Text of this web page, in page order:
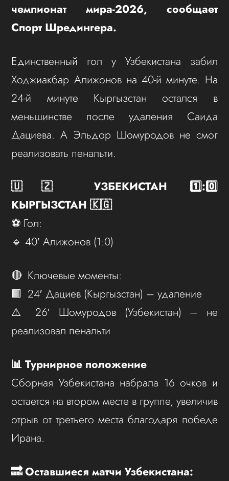
чемпионат мира-2026, сообщает
Спорт Шредингера.
Единственный гол у Узбекистана забил
Ходжиакбар Алижонов на 40-й минуте. На
24-й минуте Кыргызстан остался в
меньшинстве после удаления Саида
Дациева. А Эльдор Шомуродов не смог
реализовать пенальти.
🇺🇿 УЗБЕКИСТАН 1️⃣:0️⃣
КЫРГЫЗСТАН 🇰🇬
⚽ Гол:
🔹 40′ Алижонов (1:0)
🔴 Ключевые моменты:
🟥 24′ Дациев (Кыргызстан) – удаление
⚠️ 26′ Шомуродов (Узбекистан) – не
реализовал пенальти
📊 Турнирное положение
Сборная Узбекистана набрала 16 очков и
остается на втором месте в группе, увеличив
отрыв от третьего места благодаря победе
Ирана.
🔜 Оставшиеся матчи Узбекистана: